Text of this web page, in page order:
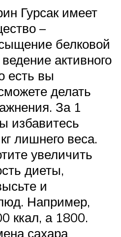
Гурсак имеет
–
белковой
активного
есть вы
делать
За 1
избавитесь
лишнего веса.
увеличить
диеты,
и
Например,
ккал, а 1800.
сахара